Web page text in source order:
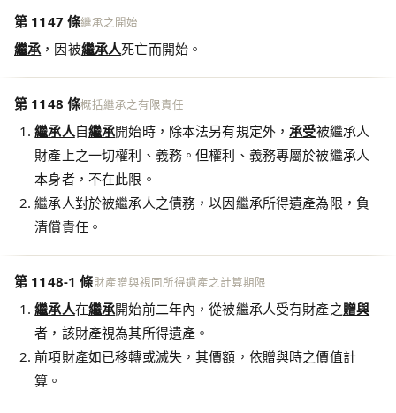
第 1147 條繼承之開始
繼承 ，因被繼承人死亡而開始。
第 1148 條概括繼承之有限責任
繼承人自繼承開始時，除本法另有規定外，承受被繼承人
財產上之一切權利、義務。但權利、義務專屬於被繼承人
本身者，不在此限。
繼承人對於被繼承人之債務，以因繼承所得遺產為限，負
清償責任。
第 1148-1 條財產贈與視同所得遺產之計算期限
繼承人在繼承開始前二年內，從被繼承人受有財產之贈與
者，該財產視為其所得遺產。
前項財產如已移轉或滅失，其價額，依贈與時之價值計
算。